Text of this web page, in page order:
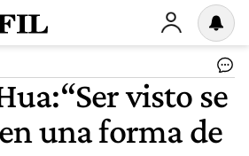
visto se
una forma de